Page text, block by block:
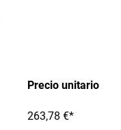
Precio unitario
263,78 €*